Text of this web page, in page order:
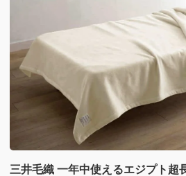
三井毛織 一年中使えるエジプト超